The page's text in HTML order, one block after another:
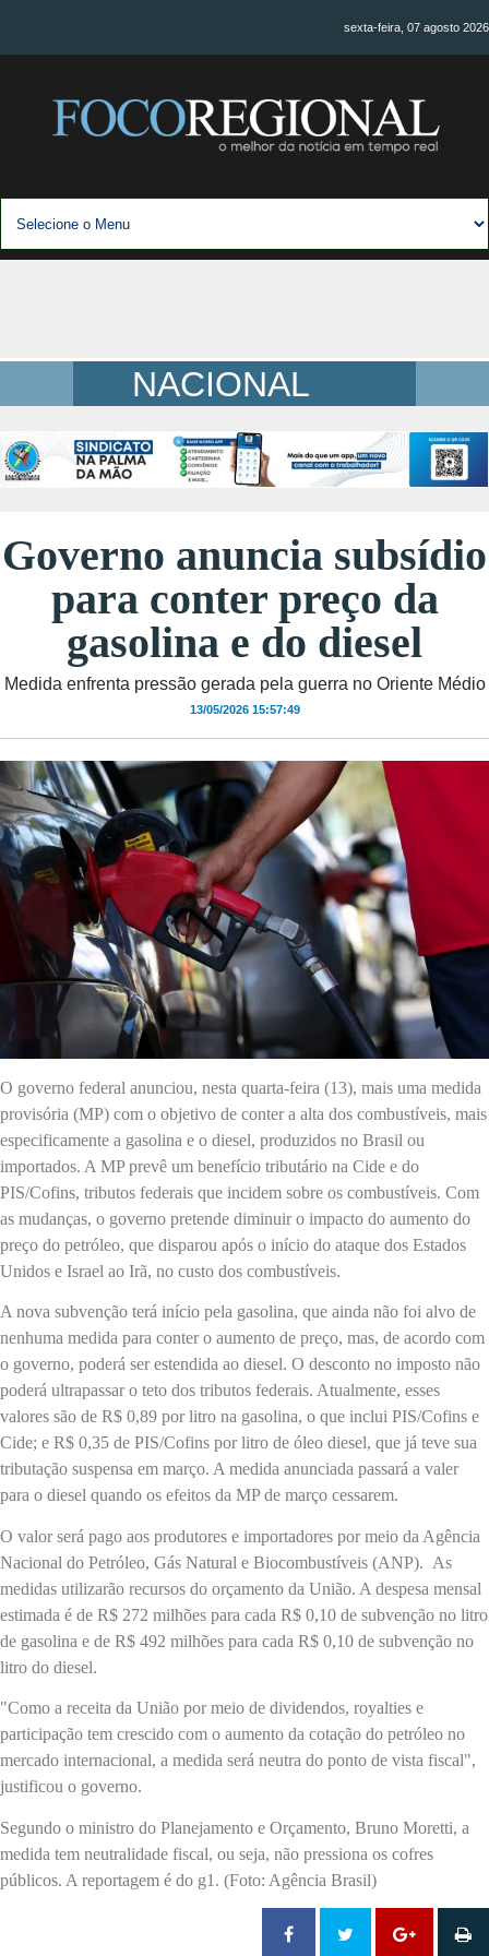
sexta-feira, 07 agosto 2026
NACIONAL
Governo anuncia subsídio
para conter preço da
gasolina e do diesel
Medida enfrenta pressão gerada pela guerra no Oriente Médio
13/05/2026 15:57:49
O governo federal anunciou, nesta quarta-feira (13), mais uma medida
provisória (MP) com o objetivo de conter a alta dos combustíveis, mais
especificamente a gasolina e o diesel, produzidos no Brasil ou
importados. A MP prevê um benefício tributário na Cide e do
PIS/Cofins, tributos federais que incidem sobre os combustíveis. Com
as mudanças, o governo pretende diminuir o impacto do aumento do
preço do petróleo, que disparou após o início do ataque dos Estados
Unidos e Israel ao Irã, no custo dos combustíveis.
A nova subvenção terá início pela gasolina, que ainda não foi alvo de
nenhuma medida para conter o aumento de preço, mas, de acordo com
o governo, poderá ser estendida ao diesel. O desconto no imposto não
poderá ultrapassar o teto dos tributos federais. Atualmente, esses
valores são de R$ 0,89 por litro na gasolina, o que inclui PIS/Cofins e
Cide; e R$ 0,35 de PIS/Cofins por litro de óleo diesel, que já teve sua
tributação suspensa em março. A medida anunciada passará a valer
para o diesel quando os efeitos da MP de março cessarem.
O valor será pago aos produtores e importadores por meio da Agência
Nacional do Petróleo, Gás Natural e Biocombustíveis (ANP). As
medidas utilizarão recursos do orçamento da União. A despesa mensal
estimada é de R$ 272 milhões para cada R$ 0,10 de subvenção no litro
de gasolina e de R$ 492 milhões para cada R$ 0,10 de subvenção no
litro do diesel.
"Como a receita da União por meio de dividendos, royalties e
participação tem crescido com o aumento da cotação do petróleo no
mercado internacional, a medida será neutra do ponto de vista fiscal",
justificou o governo.
Segundo o ministro do Planejamento e Orçamento, Bruno Moretti, a
medida tem neutralidade fiscal, ou seja, não pressiona os cofres
públicos. A reportagem é do g1. (Foto: Agência Brasil)